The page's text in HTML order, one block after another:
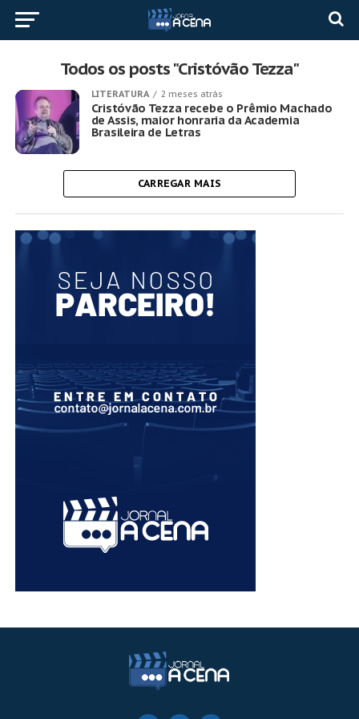
Todos os posts "Cristóvão Tezza"
LITERATURA 2 meses atrás
Cristóvão Tezza recebe o Prêmio Machado
de Assis, maior honraria da Academia
Brasileira de Letras
CARREGAR MAIS